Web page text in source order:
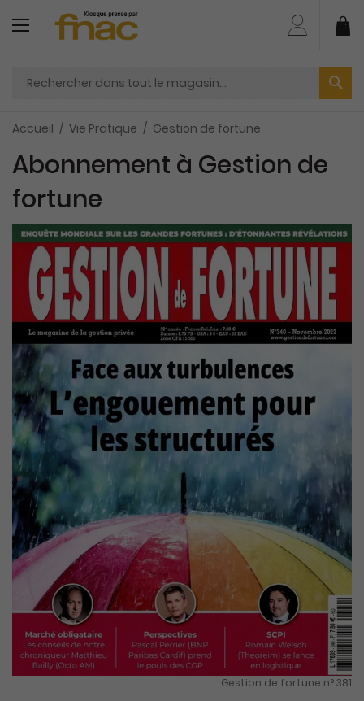
contenu
Accueil Vie Pratique Gestion de fortune
Gestion de fortune n° 381
Abonnement à Gestion de
fortune